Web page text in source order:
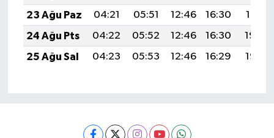
23 Ağu Paz
04:21 05:51 12:46 16:30
19:31
24 Ağu Pts
04:22 05:52 12:46 16:30
19:30
25 Ağu Sal
04:23 05:53 12:46 16:29 19:28